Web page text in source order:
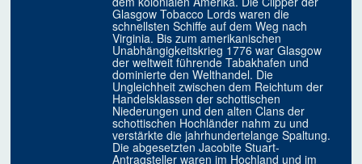
Glasgow Tobacco Lords waren die
schnellsten Schiffe auf dem Weg nach
Virginia. Bis zum amerikanischen
Unabhängigkeitskrieg 1776 war Glasgow
der weltweit führende Tabakhafen und
dominierte den Welthandel. Die
Ungleichheit zwischen dem Reichtum der
Handelsklassen der schottischen
Niederungen und den alten Clans der
schottischen Hochländer nahm zu und
verstärkte die jahrhundertelange Spaltung.
Die abgesetzten Jacobite Stuart-
Antragsteller waren im Hochland und im